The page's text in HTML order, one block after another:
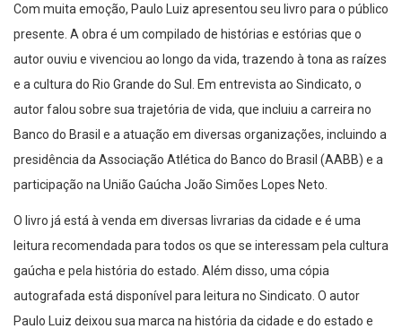
Com muita emoção, Paulo Luiz apresentou seu livro para o público
presente. A obra é um compilado de histórias e estórias que o
autor ouviu e vivenciou ao longo da vida, trazendo à tona as raízes
e a cultura do Rio Grande do Sul. Em entrevista ao Sindicato, o
autor falou sobre sua trajetória de vida, que incluiu a carreira no
Banco do Brasil e a atuação em diversas organizações, incluindo a
presidência da Associação Atlética do Banco do Brasil (AABB) e a
participação na União Gaúcha João Simões Lopes Neto.
O livro já está à venda em diversas livrarias da cidade e é uma
leitura recomendada para todos os que se interessam pela cultura
gaúcha e pela história do estado. Além disso, uma cópia
autografada está disponível para leitura no Sindicato. O autor
Paulo Luiz deixou sua marca na história da cidade e do estado e